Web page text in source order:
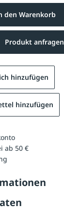
den Warenkorb
Produkt anfragen
hinzufügen
hinzufügen
ab 50 €